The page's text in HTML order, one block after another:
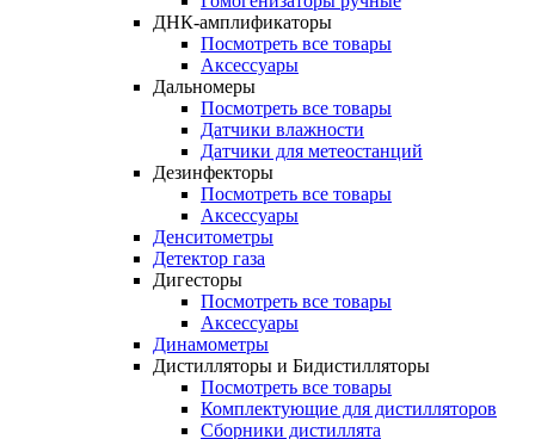
ДНК-амплификаторы
Посмотреть все товары
Аксессуары
Дальномеры
Посмотреть все товары
Датчики влажности
Датчики для метеостанций
Дезинфекторы
Посмотреть все товары
Аксессуары
Денситометры
Детектор газа
Дигесторы
Посмотреть все товары
Аксессуары
Динамометры
Дистилляторы и Бидистилляторы
Посмотреть все товары
Комплектующие для дистилляторов
Сборники дистиллята